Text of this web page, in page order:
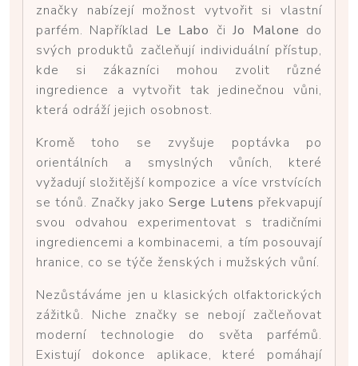
značky nabízejí možnost vytvořit si vlastní
parfém. Například Le Labo čiJo Malone do
svých produktů začleňují individuální přístup,
kde si zákazníci mohou zvolit různé
ingredience a vytvořit tak jedinečnou vůni,
která odráží jejich osobnost.
Kromě toho se zvyšuje poptávka po
orientálních a smyslných vůních, které
vyžadují složitější kompozice a více vrstvících
se tónů. Značky jako Serge Lutens překvapují
svou odvahou experimentovat s tradičními
ingrediencemi a kombinacemi, a tím posouvají
hranice, co se týče ženských i mužských vůní.
Nezůstáváme jen u klasických olfaktorických
zážitků. Niche značky se nebojí začleňovat
moderní technologie do světa parfémů.
Existují dokonce aplikace, které pomáhají